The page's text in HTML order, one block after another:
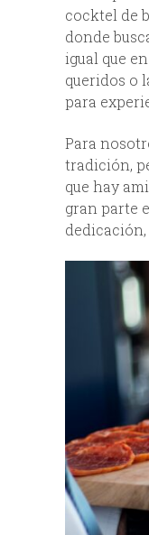
cocktel de
donde
igual que
queridos o
para
Para
tradición,
que hay
gran parte
dedicación,